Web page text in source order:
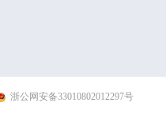
浙公网安备33010802012297号